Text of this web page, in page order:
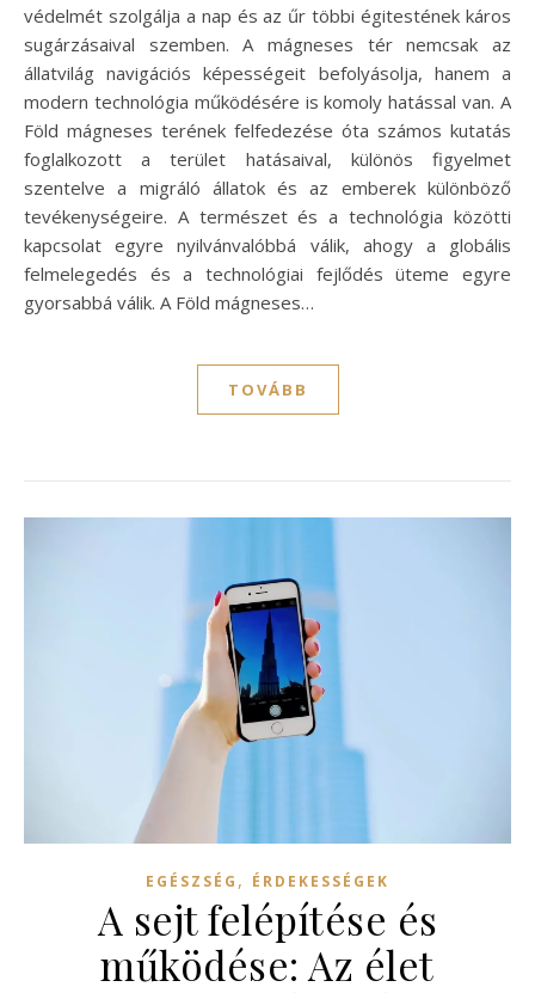
védelmét szolgálja a nap és az űr többi égitestének káros
sugárzásaival szemben. A mágneses tér nemcsak az
állatvilág navigációs képességeit befolyásolja, hanem a
modern technológia működésére is komoly hatással van. A
Föld mágneses terének felfedezése óta számos kutatás
foglalkozott a terület hatásaival, különös figyelmet
szentelve a migráló állatok és az emberek különböző
tevékenységeire. A természet és a technológia közötti
kapcsolat egyre nyilvánvalóbbá válik, ahogy a globális
felmelegedés és a technológiai fejlődés üteme egyre
gyorsabbá válik. A Föld mágneses…
TOVÁBB
EGÉSZSÉG , ÉRDEKESSÉGEK
A sejt felépítése és
működése: Az élet